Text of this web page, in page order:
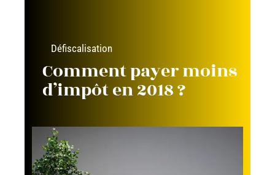
Défiscalisation
Comment payer moins
d’impôt en 2018 ?